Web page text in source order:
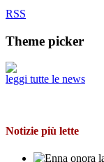
RSS
Theme picker
leggi tutte le news
Notizie più lette